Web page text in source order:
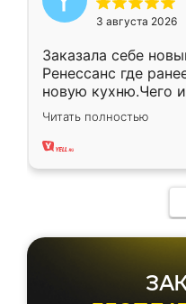
3 августа 2026
Заказала себе
Ренессанс где
новую кухню.Чего
вполне довольна.
два года, нареканий
Читать полностью